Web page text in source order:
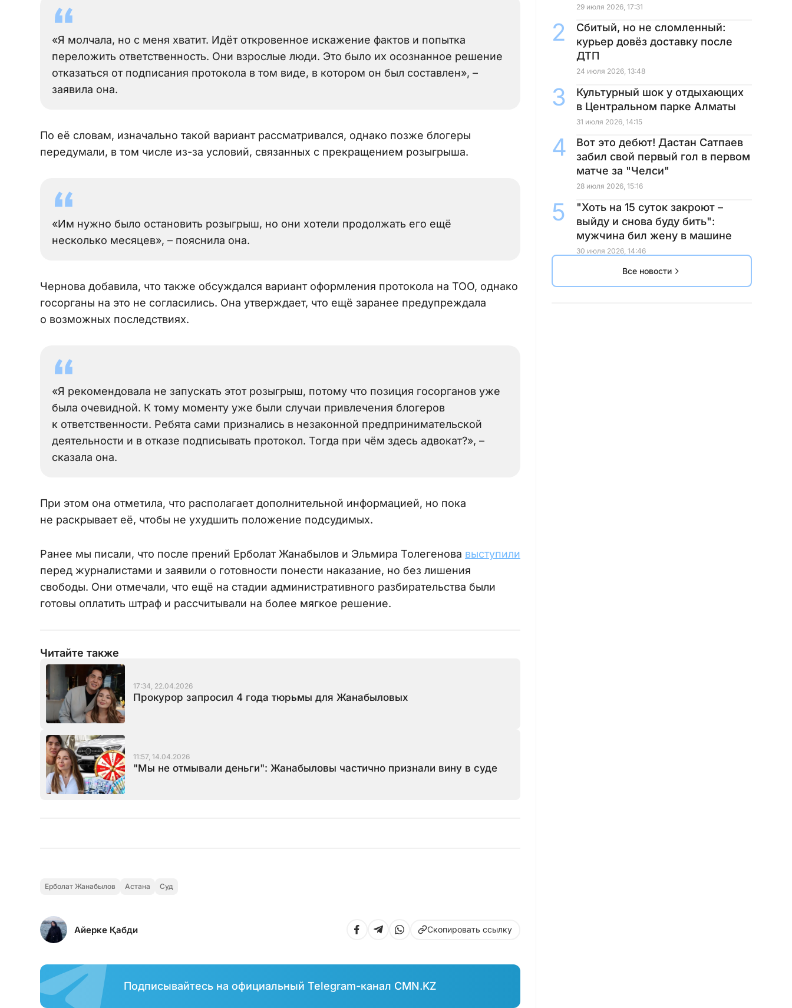
«Я молчала, но с меня хватит. Идёт откровенное искажение фактов и попытка
переложить ответственность. Они взрослые люди. Это было их осознанное решение
отказаться от подписания протокола в том виде, в котором он был составлен», –
заявила она.
По её словам, изначально такой вариант рассматривался, однако позже блогеры
передумали, в том числе из-за условий, связанных с прекращением розыгрыша.
«Им нужно было остановить розыгрыш, но они хотели продолжать его ещё
несколько месяцев», – пояснила она.
Чернова добавила, что также обсуждался вариант оформления протокола на ТОО, однако
госорганы на это не согласились. Она утверждает, что ещё заранее предупреждала
о возможных последствиях.
«Я рекомендовала не запускать этот розыгрыш, потому что позиция госорганов уже
была очевидной. К тому моменту уже были случаи привлечения блогеров
к ответственности. Ребята сами признались в незаконной предпринимательской
деятельности и в отказе подписывать протокол. Тогда при чём здесь адвокат?», –
сказала она.
При этом она отметила, что располагает дополнительной информацией, но пока
не раскрывает её, чтобы не ухудшить положение подсудимых.
Ранее мы писали, что после прений Ерболат Жанабылов и Эльмира Толегенова выступили
перед журналистами и заявили о готовности понести наказание, но без лишения
свободы. Они отмечали, что ещё на стадии административного разбирательства были
готовы оплатить штраф и рассчитывали на более мягкое решение.
Читайте также
17:34, 22.04.2026
Прокурор запросил 4 года тюрьмы для Жанабыловых
11:57, 14.04.2026
"Мы не отмывали деньги": Жанабыловы частично признали вину в суде
Ерболат Жанабылов Астана Суд
Айерке Қабди Скопировать ссылку
Подписывайтесь на официальный Telegram-канал CMN.KZ
29 июля 2026, 17:31
Сбитый, но не сломленный:
курьер довёз доставку после
ДТП
24 июля 2026, 13:48
Культурный шок у отдыхающих
в Центральном парке Алматы
31 июля 2026, 14:15
Вот это дебют! Дастан Сатпаев
забил свой первый гол в первом
матче за "Челси"
28 июля 2026, 15:16
"Хоть на 15 суток закроют –
выйду и снова буду бить":
мужчина бил жену в машине
30 июля 2026, 14:46
Все новости